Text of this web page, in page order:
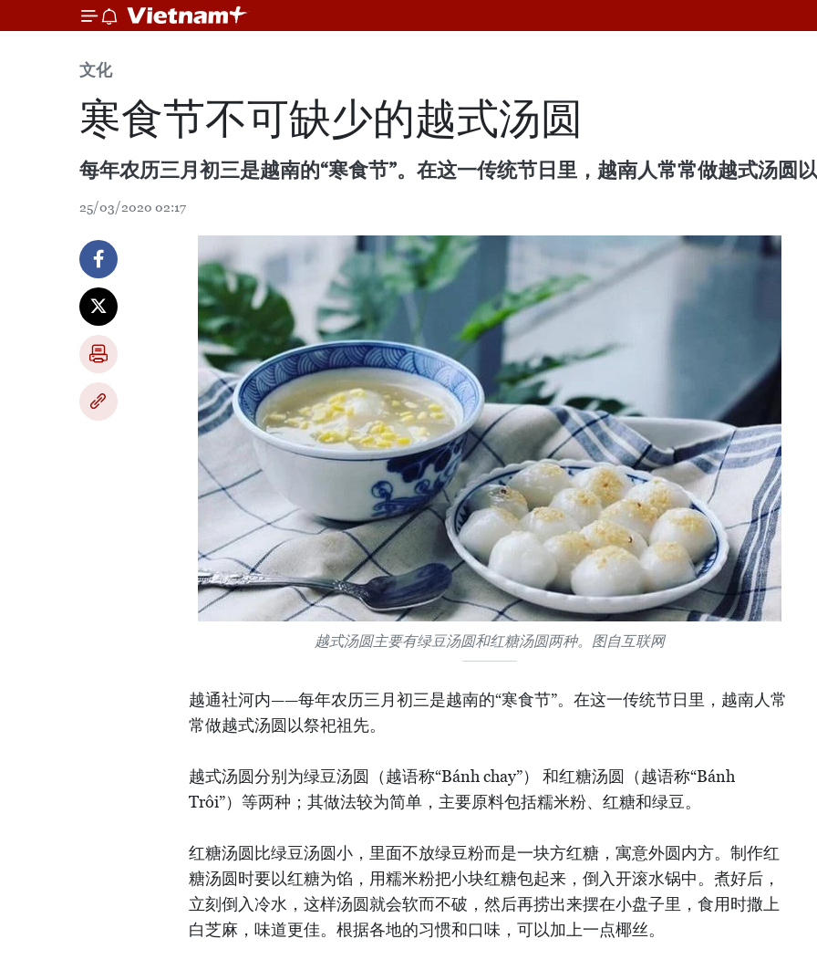
文化
寒食节不可缺少的越式汤圆
每年农历三月初三是越南的“寒食节”。在这一传统节日里，越南人常常做越式汤圆
25/03/2020 02:17
越式汤圆主要有绿豆汤圆和红糖汤圆两种。图自互联网
越通社河内——每年农历三月初三是越南的“寒食节”。在这一传统节日里，越南人常
常做越式汤圆以祭祀祖先。
越式汤圆分别为绿豆汤圆（越语称“Bánh chay”） 和红糖汤圆（越语称“Bánh
Trôi”）等两种；其做法较为简单，主要原料包括糯米粉、红糖和绿豆。
红糖汤圆比绿豆汤圆小，里面不放绿豆粉而是一块方红糖，寓意外圆内方。制作红
糖汤圆时要以红糖为馅，用糯米粉把小块红糖包起来，倒入开滚水锅中。煮好后，
立刻倒入冷水，这样汤圆就会软而不破，然后再捞出来摆在小盘子里，食用时撒上
白芝麻，味道更佳。根据各地的习惯和口味，可以加上一点椰丝。